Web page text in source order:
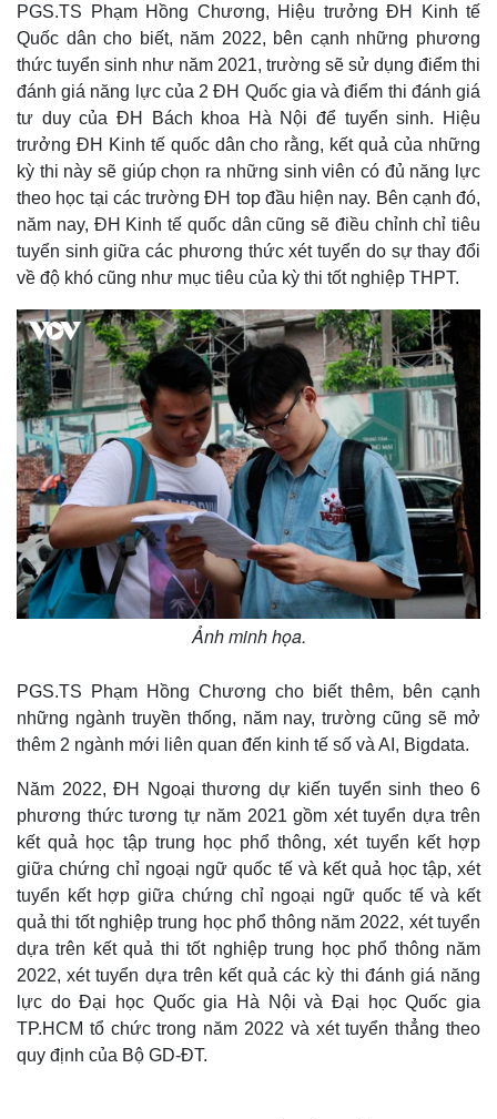
PGS.TS Phạm Hồng Chương, Hiệu trưởng ĐH Kinh tế
Quốc dân cho biết, năm 2022, bên cạnh những phương
thức tuyển sinh như năm 2021, trường sẽ sử dụng điểm thi
đánh giá năng lực của 2 ĐH Quốc gia và điểm thi đánh giá
tư duy của ĐH Bách khoa Hà Nội để tuyển sinh. Hiệu
trưởng ĐH Kinh tế quốc dân cho rằng, kết quả của những
kỳ thi này sẽ giúp chọn ra những sinh viên có đủ năng lực
theo học tại các trường ĐH top đầu hiện nay. Bên cạnh đó,
năm nay, ĐH Kinh tế quốc dân cũng sẽ điều chỉnh chỉ tiêu
tuyển sinh giữa các phương thức xét tuyển do sự thay đổi
về độ khó cũng như mục tiêu của kỳ thi tốt nghiệp THPT.
Ảnh minh họa.
PGS.TS Phạm Hồng Chương cho biết thêm, bên cạnh
những ngành truyền thống, năm nay, trường cũng sẽ mở
thêm 2 ngành mới liên quan đến kinh tế số và AI, Bigdata.
Năm 2022, ĐH Ngoại thương dự kiến tuyển sinh theo 6
phương thức tương tự năm 2021 gồm xét tuyển dựa trên
kết quả học tập trung học phổ thông, xét tuyển kết hợp
giữa chứng chỉ ngoại ngữ quốc tế và kết quả học tập, xét
tuyển kết hợp giữa chứng chỉ ngoại ngữ quốc tế và kết
quả thi tốt nghiệp trung học phổ thông năm 2022, xét tuyển
dựa trên kết quả thi tốt nghiệp trung học phổ thông năm
2022, xét tuyển dựa trên kết quả các kỳ thi đánh giá năng
lực do Đại học Quốc gia Hà Nội và Đại học Quốc gia
TP.HCM tổ chức trong năm 2022 và xét tuyển thẳng theo
quy định của Bộ GD-ĐT.